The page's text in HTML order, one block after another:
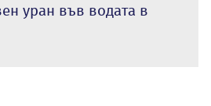
уран във водата в